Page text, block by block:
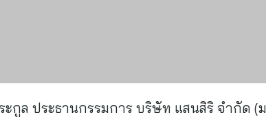
กูล ประธานกรรมการ บริษัท แสนสิริ จำกัด (